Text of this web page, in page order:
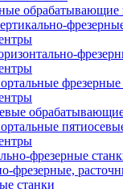
обрабатывающие
фрезерные
фрезерные,
станки